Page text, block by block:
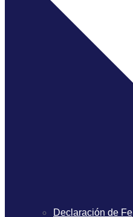
Declaración de Fe